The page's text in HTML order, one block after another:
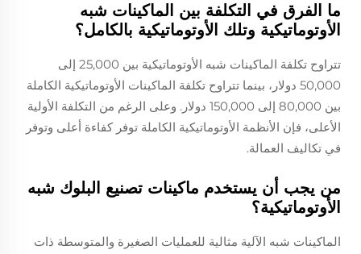
ما الفرق في التكلفة بين الماكينات شبه
الأوتوماتيكية وتلك الأوتوماتيكية بالكامل؟
تتراوح تكلفة الماكينات شبه الأوتوماتيكية بين 25,000 إلى
50,000 دولار، بينما تتراوح تكلفة الماكينات الأوتوماتيكية الكاملة
بين 80,000 إلى 150,000 دولار. وعلى الرغم من التكلفة الأولية
الأعلى، فإن الأنظمة الأوتوماتيكية الكاملة توفر كفاءة أعلى وتوفر
في تكاليف العمالة.
من يجب أن يستخدم ماكينات تصنيع البلوك شبه
الأوتوماتيكية؟
الماكينات شبه الآلية مثالية للعمليات الصغيرة والمتوسطة ذات